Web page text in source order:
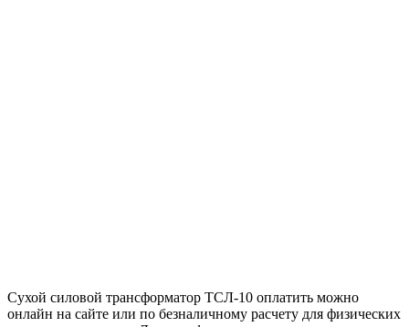
Сухой силовой трансформатор ТСЛ-10 оплатить можно
онлайн на сайте или по безналичному расчету для физических